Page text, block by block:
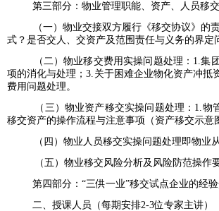
第三部分：物业管理职能、资产、人员移
（一）物业交接双方履行《移交协议》
式？是否交人、交资产及范围责任与义务的界定
（二）物业移交费用实操问题处理： 1.集
项的消化与处理；3. 关于困难企业物化资产冲抵
费用问题处理。
（三）物业资产移交实操问题处理：1.物
移交资产的操作流程与注意事项（资产移交示意
（四）物业人员移交实操问题处理即物业
（五）物业移交风险分析及风险防范操作
第四部分： “三供一业”移交试点企业的经
二、授课人员（每期安排2-3位专家主讲）